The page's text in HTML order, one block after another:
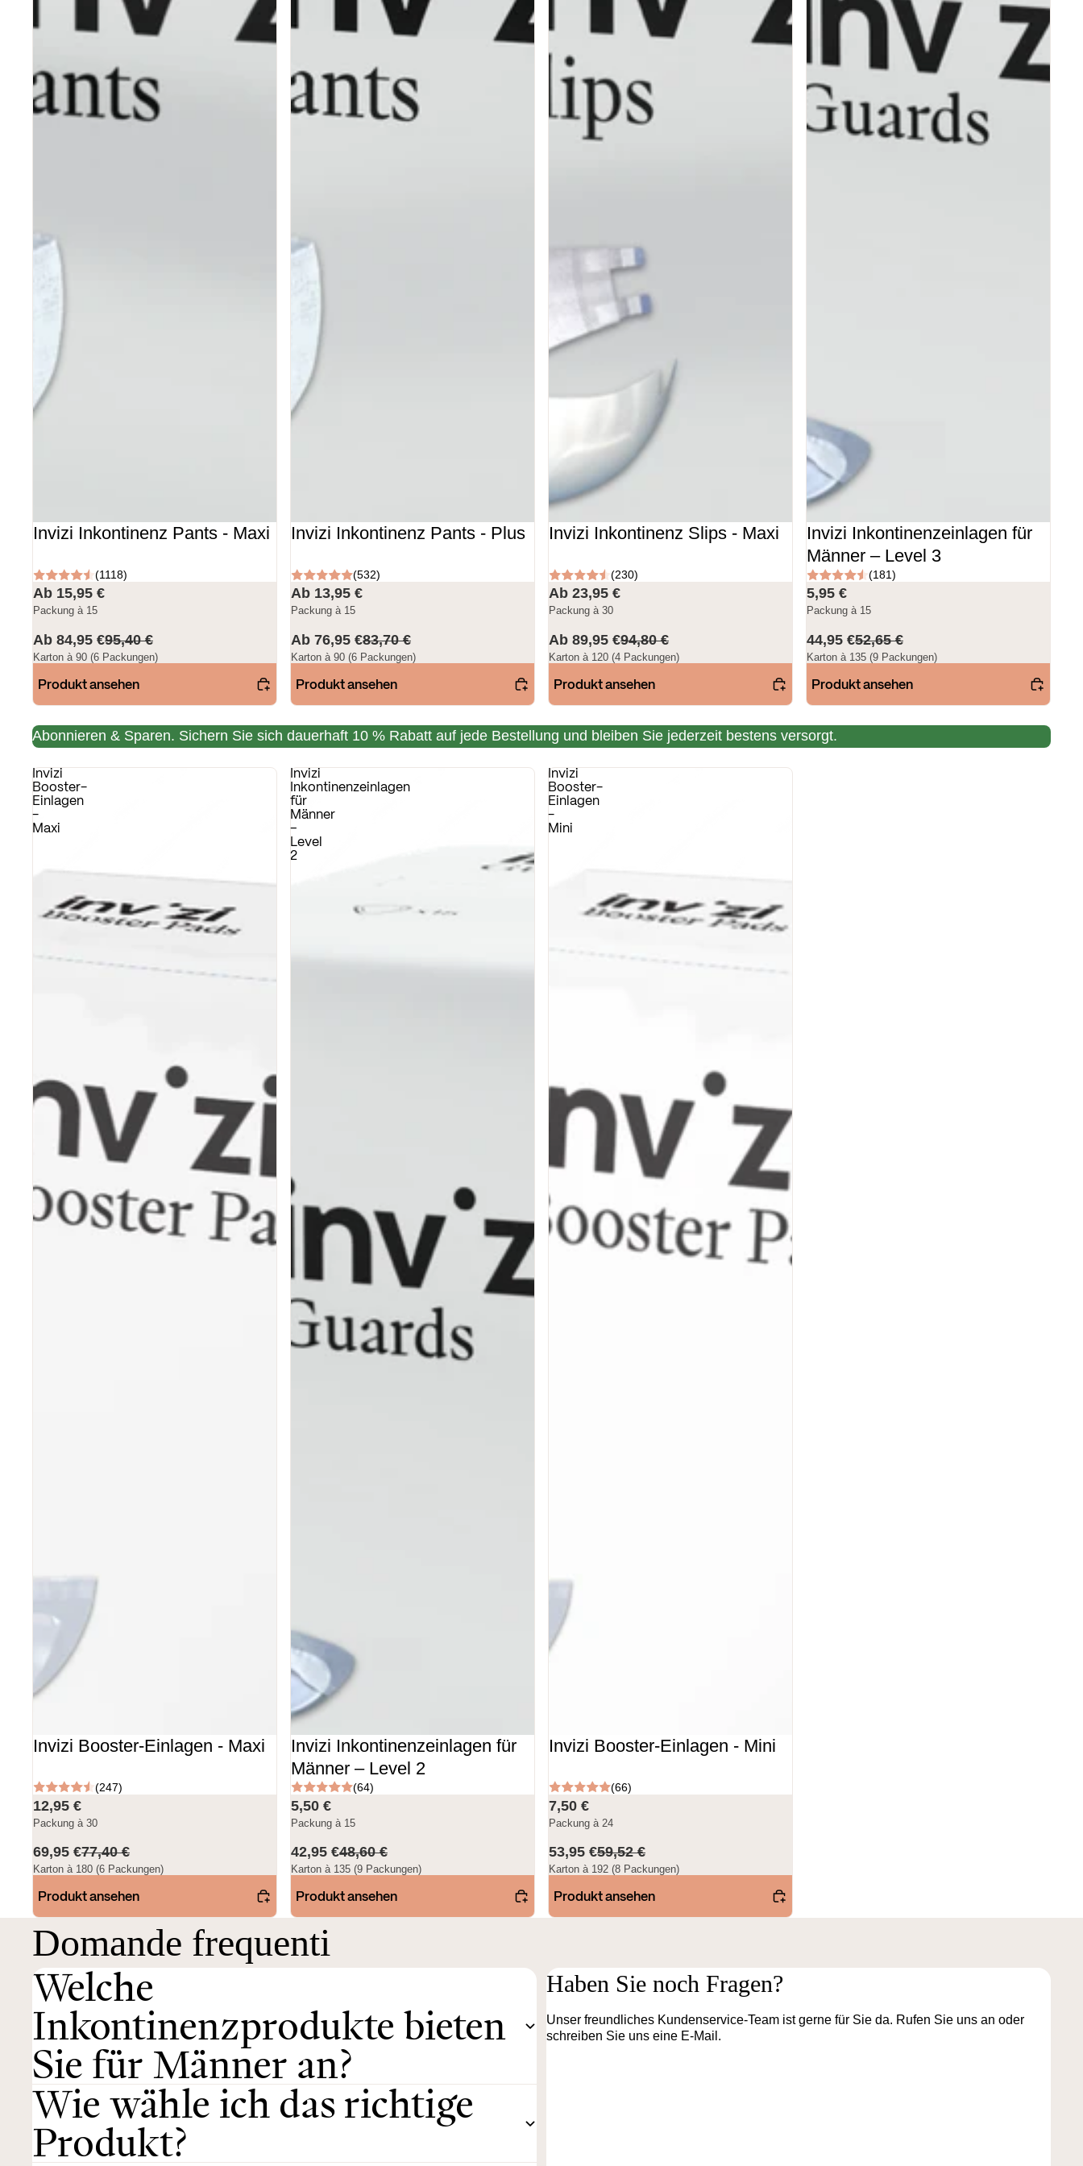
Invizi Inkontinenz Pants - Maxi
(1118)
Ab 15,95 €
Packung à 15
Ab 84,95 €95,40 €
Karton à 90 (6 Packungen)
Produkt ansehen
Invizi Inkontinenz Pants - Plus
(532)
Ab 13,95 €
Packung à 15
Ab 76,95 €83,70 €
Karton à 90 (6 Packungen)
Produkt ansehen
Invizi Inkontinenz Slips - Maxi
(230)
Ab 23,95 €
Packung à 30
Ab 89,95 €94,80 €
Karton à 120 (4 Packungen)
Produkt ansehen
Invizi Inkontinenzeinlagen für
Männer – Level 3
(181)
5,95 €
Packung à 15
44,95 €52,65 €
Karton à 135 (9 Packungen)
Produkt ansehen
Invizi
Booster-
Einlagen
-
Maxi
Invizi Booster-Einlagen - Maxi
(247)
12,95 €
Packung à 30
69,95 €77,40 €
Karton à 180 (6 Packungen)
Produkt ansehen
Invizi
Inkontinenzeinlagen
für
Männer
–
Level
2
Invizi Inkontinenzeinlagen für
Männer – Level 2
(64)
5,50 €
Packung à 15
42,95 €48,60 €
Karton à 135 (9 Packungen)
Produkt ansehen
Invizi
Booster-
Einlagen
-
Mini
Invizi Booster-Einlagen - Mini
(66)
7,50 €
Packung à 24
53,95 €59,52 €
Karton à 192 (8 Packungen)
Produkt ansehen
Abonnieren & Sparen. Sichern Sie sich dauerhaft 10 % Rabatt auf jede Bestellung und bleiben Sie jederzeit bestens versorgt.
Domande frequenti
Welche
Inkontinenzprodukte bieten
Sie für Männer an?
Wie wähle ich das richtige
Produkt?
Haben Sie noch Fragen?
Unser freundliches Kundenservice-Team ist gerne für Sie da. Rufen Sie uns an oder
schreiben Sie uns eine E-Mail.